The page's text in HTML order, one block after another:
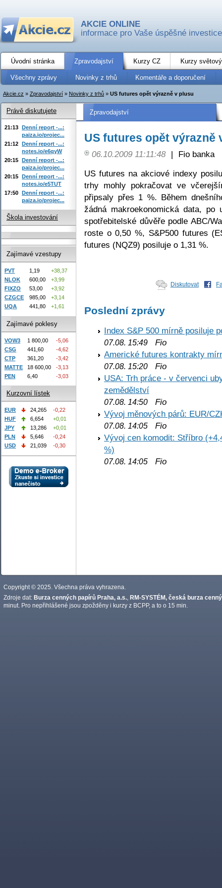
AKCIE ONLINE
informace pro Vaše úspěšné investice
Úvodní stránka Zpravodajství Kurzy CZ Kurzy
Všechny zprávy Novinky z trhů Komentáře a doporučení
Akcie.cz » Zpravodajství » Novinky z trhů » US futures opět výrazně v plusu
Zpravodajství
US futures opět výrazně
06.10.2009 11:11:48 |
Fio banka
US futures na akciové indexy
trhy mohly pokračovat ve
připsaly přes 1 %. Během
žádná makroekonomická data,
spotřebitelské důvěře podle ABC/
roste o 0,50 %, S&P500 futures
futures (NQZ9) posiluje o 1,31 %.
Diskutovat
Poslední zprávy
Index S&P 500 mírně posiluje
07.08. 15:49 Fio
Americké futures kontrakty
07.08. 15:20 Fio
USA: Trh práce - v červenci
zemědělství
07.08. 14:50 Fio
Vývoj měnových párů: EUR/
07.08. 14:05 Fio
Vývoj cen komodit: Stříbro
%)
07.08. 14:05 Fio
Právě diskutujete
21:13 Denní report -...:
paiza.io/projec...
21:12 Denní report -...:
notes.io/e6qyW
20:15 Denní report -...:
paiza.io/projec...
20:15 Denní report -...:
notes.io/e5TUT
17:50 Denní report -...:
paiza.io/projec...
Škola investování
Zajímavé vzestupy
PVT 1,19
+38,37
NLOK
600,00
+3,99
FIXZO
53,00
+3,92
CZGCE
985,00
+3,14
UQA
441,80 +1,61
Zajímavé poklesy
VOW3 1 800,00
-5,06
CSG
441,60
-4,62
CTP
361,20
-3,42
MATTE
18 600,00
-3,13
PEN
6,40 -3,03
Kurzovní lístek
EUR 24,265
-0,22
HUF
6,654
+0,01
JPY
13,286
+0,01
PLN
5,646
-0,24
USD
21,039 -0,30
Copyright © 2025. Všechna práva vyhrazena.
Zdroje dat: Burza cenných papírů Praha, a.s. RM-SYSTÉM, česká burza
minut. Pro nepřihlášené jsou zpožděny i kurzy z BCPP, a to o 15 min.